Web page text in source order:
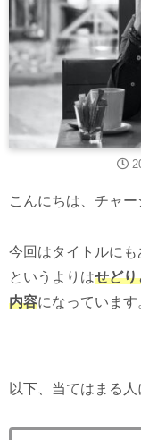
こんにちは、チャ
今回はタイトルに
というよりはせどり
内容になっています
以下、当てはまる人